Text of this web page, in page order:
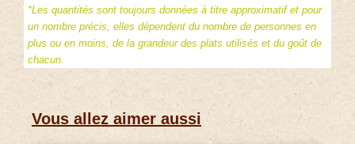
*Les quantités sont toujours données à titre approximatif et pour
un nombre précis, elles dépendent du nombre de personnes en
plus ou en moins, de la grandeur des plats utilisés et du goût de
chacun.
Vous allez aimer aussi